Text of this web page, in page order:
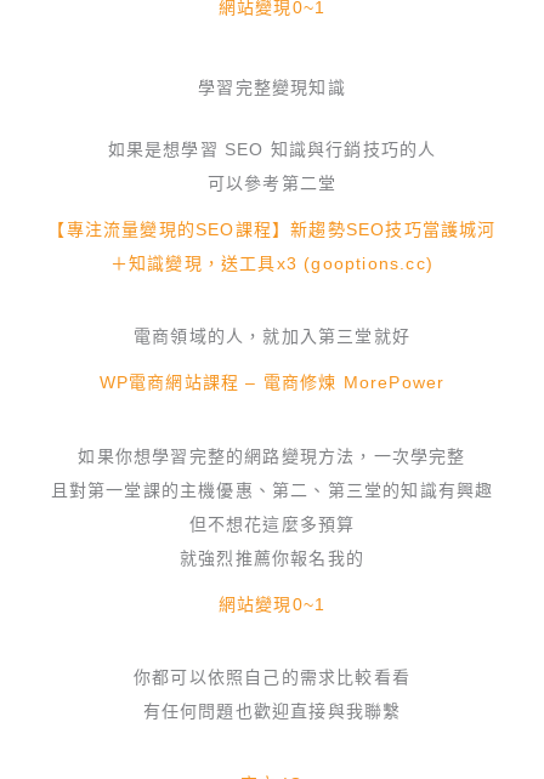
網站變現0~1
學習完整變現知識
如果是想學習 SEO 知識與行銷技巧的人
可以參考第二堂
【專注流量變現的SEO課程】新趨勢SEO技巧當護城河
＋知識變現，送工具x3 (gooptions.cc)
電商領域的人，就加入第三堂就好
WP電商網站課程 – 電商修煉 MorePower
如果你想學習完整的網路變現方法，一次學完整
且對第一堂課的主機優惠、第二、第三堂的知識有興趣
但不想花這麼多預算
就強烈推薦你報名我的
網站變現0~1
你都可以依照自己的需求比較看看
有任何問題也歡迎直接與我聯繫